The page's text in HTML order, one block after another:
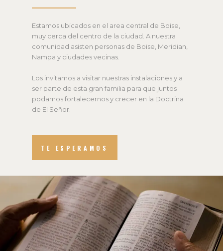
Estamos ubicados en el area central de Boise,
muy cerca del centro de la ciudad. A nuestra
comunidad asisten personas de Boise, Meridian,
Nampa y ciudades vecinas.
Los invitamos a visitar nuestras instalaciones y a
ser parte de esta gran familia para que juntos
podamos fortalecernos y crecer en la Doctrina
de El Señor.
TE ESPERAMOS